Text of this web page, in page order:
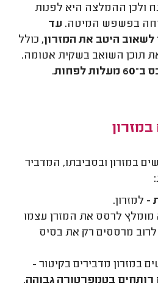
ולכן ההמלצה היא לפנות
בפשפש המיטה. עד
היטב את המזרון, כולל
תוכן השואב בשקית אטומה.
לפחות
.
במזרון ובסביבתו, המדביר
- למזרון.
מומלץ לרסס את המזרן עצמו
לרוב מרססים רק את בסיס
במזרון מדבירים בקיטור -
רותחים בטמפרטורה גבוהה.